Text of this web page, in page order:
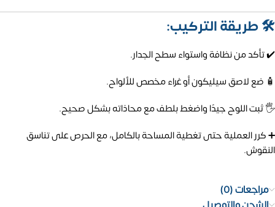
🛠️ طريقة التركيب:
✔️ تأكد من نظافة واستواء سطح الجدار.
🧴 ضع لاصق سيليكون أو غراء مخصص للألواح.
🖐️ ثبت اللوح جيدًا واضغط بلطف مع محاذاته بشكل صحيح.
➕ كرر العملية حتى تغطية المساحة بالكامل، مع الحرص على تناسق
النقوش.
مراجعات (0)